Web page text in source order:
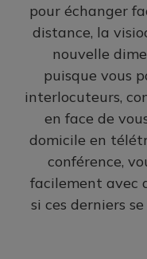
pour échanger
distance, la
nouvelle
puisque vous
interlocuteurs,
en face de
domicile en
conférence,
facilement avec
si ces derniers